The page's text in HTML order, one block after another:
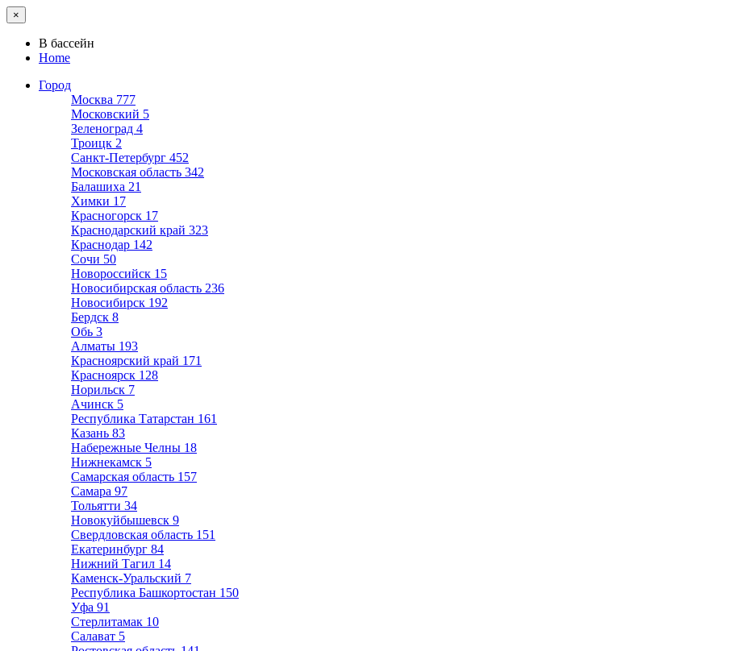
×
В бассейн
Home
Город
Москва 777
Московский 5
Зеленоград 4
Троицк 2
Санкт-Петербург 452
Московская область 342
Балашиха 21
Химки 17
Красногорск 17
Краснодарский край 323
Краснодар 142
Сочи 50
Новороссийск 15
Новосибирская область 236
Новосибирск 192
Бердск 8
Обь 3
Алматы 193
Красноярский край 171
Красноярск 128
Норильск 7
Ачинск 5
Республика Татарстан 161
Казань 83
Набережные Челны 18
Нижнекамск 5
Самарская область 157
Самара 97
Тольятти 34
Новокуйбышевск 9
Свердловская область 151
Екатеринбург 84
Нижний Тагил 14
Каменск-Уральский 7
Республика Башкортостан 150
Уфа 91
Стерлитамак 10
Салават 5